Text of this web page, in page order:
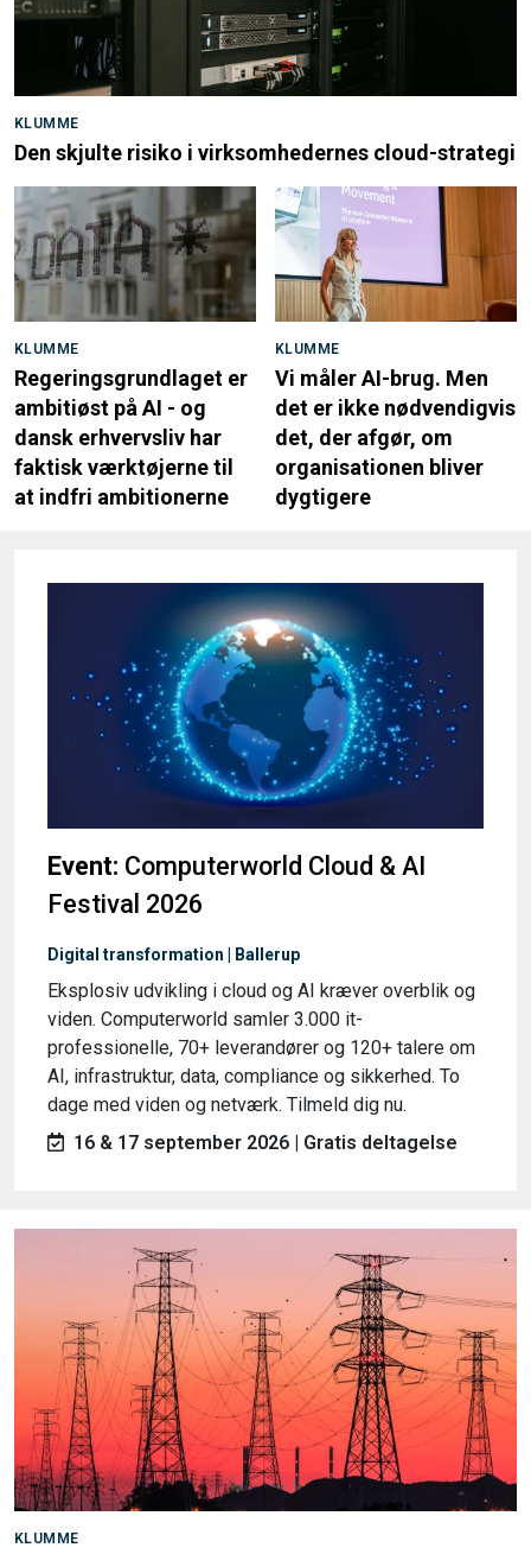
KLUMME
Den skjulte risiko i virksomhedernes cloud-strategi
KLUMME
Regeringsgrundlaget er
ambitiøst på AI - og
dansk erhvervsliv har
faktisk værktøjerne til
at indfri ambitionerne
KLUMME
Vi måler AI-brug. Men
det er ikke nødvendigvis
det, der afgør, om
organisationen bliver
dygtigere
Event: Computerworld Cloud & AI
Festival 2026
Digital transformation | Ballerup
Eksplosiv udvikling i cloud og AI kræver overblik og
viden. Computerworld samler 3.000 it-
professionelle, 70+ leverandører og 120+ talere om
AI, infrastruktur, data, compliance og sikkerhed. To
dage med viden og netværk. Tilmeld dig nu.
16 & 17 september 2026 | Gratis deltagelse
KLUMME